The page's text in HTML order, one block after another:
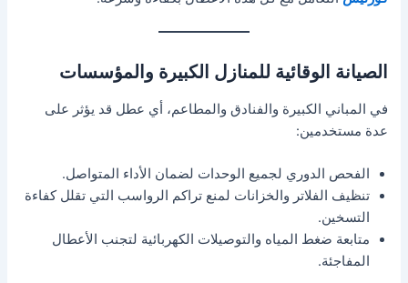
الصيانة الوقائية للمنازل الكبيرة والمؤسسات
في المباني الكبيرة والفنادق والمطاعم، أي عطل قد يؤثر على
عدة مستخدمين:
الفحص الدوري لجميع الوحدات لضمان الأداء المتواصل.
تنظيف الفلاتر والخزانات لمنع تراكم الرواسب التي تقلل كفاءة
التسخين.
متابعة ضغط المياه والتوصيلات الكهربائية لتجنب الأعطال
المفاجئة.